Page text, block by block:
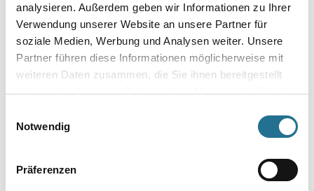
analysieren. Außerdem geben wir Informationen zu Ihrer
Verwendung unserer Website an unsere Partner für
soziale Medien, Werbung und Analysen weiter. Unsere
Partner führen diese Informationen möglicherweise mit
weiteren Daten zusammen, die Sie ihnen bereitgestellt
haben oder die sie im Rahmen Ihrer Nutzung der Dienste
Notwendig
Präferenzen